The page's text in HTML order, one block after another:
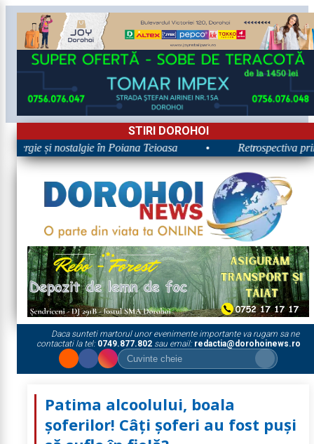
STIRI DOROHOI
și nostalgie în Poiana Teioasa Retrospectiva
Daca sunteti martorul unor evenimente importante va rugam sa ne
contactati la tel: 0749.877.802sau email: redactia@dorohoinews.ro
Patima alcoolului, boala
șoferilor! Câţi şoferi au fost puşi